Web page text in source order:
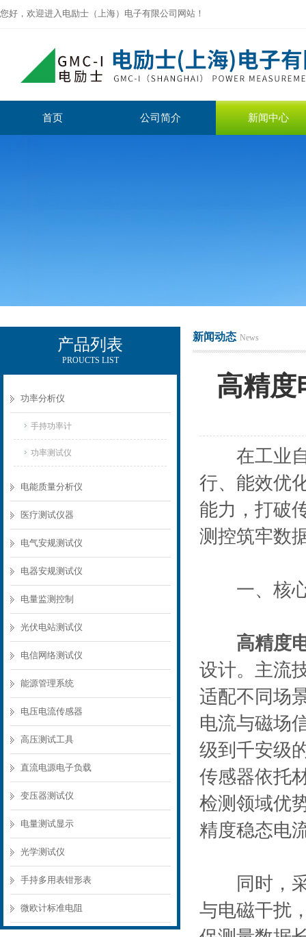
您好，欢迎进入电励士（上海）电子有限公司网站！
首页 公司简介 新闻中心
产品列表
PROUCTS LIST
功率分析仪
手持功率计
功率测试仪
电能质量分析仪
医疗测试仪器
电气安规测试仪
电器安规测试仪
电量监测控制
光伏电站测试仪
电信网络测试仪
能源管理系统
电压电流传感器
高压测试工具
直流电源电子负载
变压器测试仪
电量测试显示
光学测试仪
手持多用表钳形表
微欧计标准电阻
新闻动态 News
高精度
在工业自
行、能效优
能力，打破
测控筑牢数
一、核心
高精度
设计。主流
适配不同场
电流与磁场
级到千安级
传感器依托
检测领域优
精度稳态电
同时，采
与电磁干扰